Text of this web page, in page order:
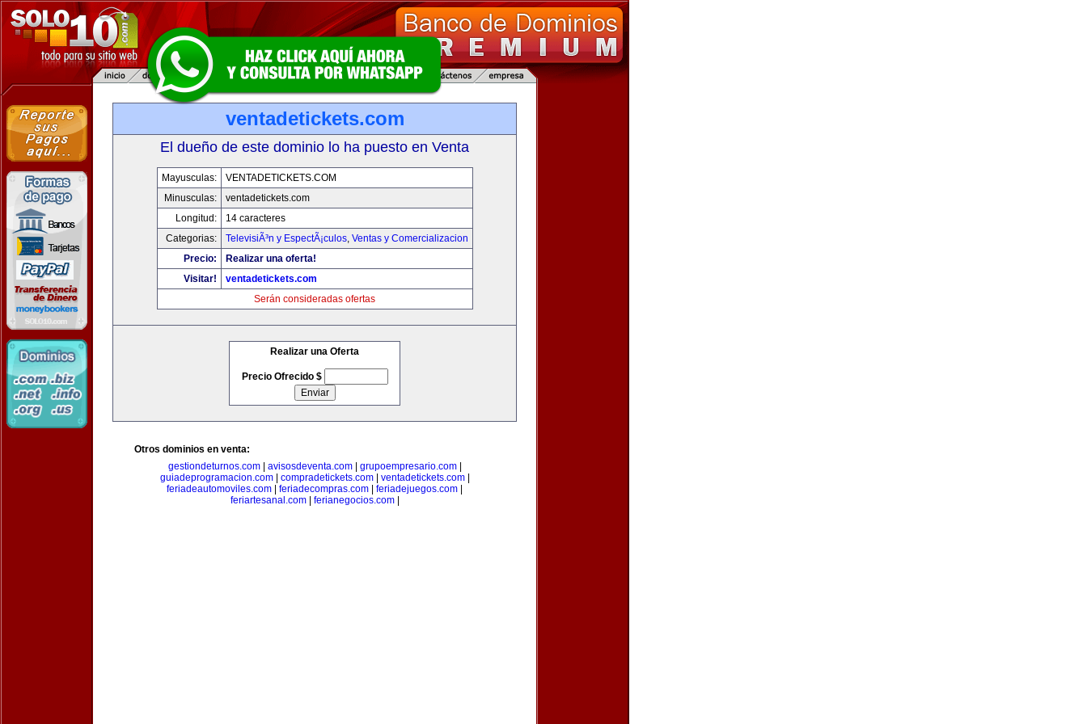
ventadetickets.com
El dueño de este dominio lo ha puesto en Venta
Mayusculas:
VENTADETICKETS.COM
Minusculas:
ventadetickets.com
Longitud:
14 caracteres
Categorias:
TelevisiÃ³n y EspectÃ¡culos, Ventas y Comercializacion
Precio:
Realizar una oferta!
Visitar!
ventadetickets.com
Serán consideradas ofertas
Realizar una Oferta
Precio Ofrecido $
Otros dominios en venta:
gestiondeturnos.com| avisosdeventa.com| grupoempresario.com|
guiadeprogramacion.com| compradetickets.com| ventadetickets.com|
feriadeautomoviles.com
feriadecompras.com feriadejuegos.com
feriartesanal.com| ferianegocios.com|